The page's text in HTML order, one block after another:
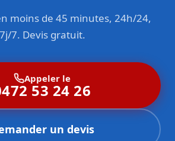
moins de 45 minutes, 24h/24,
7j/7. Devis gratuit.
Appeler le
53 24 26
un devis